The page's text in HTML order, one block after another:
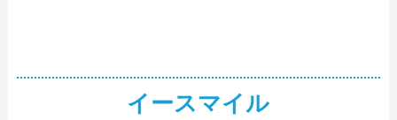
イースマイル